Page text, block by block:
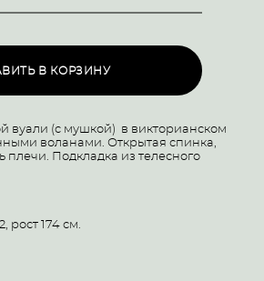
В КОРЗИНУ
вуали (с мушкой) в викторианском
воланами. Открытая спинка,
плечи. Подкладка из телесного
рост 174 см.